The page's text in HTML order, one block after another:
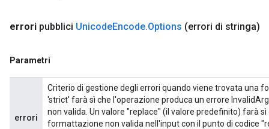
errori pubblici UnicodeEncode.Options (errori di stringa)
Parametri
errori
Criterio di gestione degli errori quando viene trovata una
'strict' farà sì che l'operazione produca un errore
non valida. Un valore "replace" (il valore predefinito) farà
formattazione non valida nell'input con il punto di codice